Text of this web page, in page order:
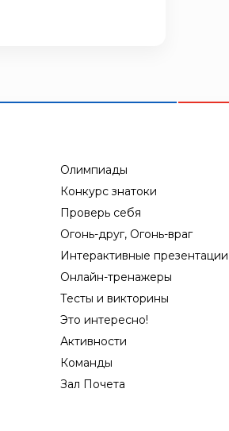
Олимпиады
Конкурс знатоки
Проверь себя
Огонь-друг, Огонь-враг
Интерактивные презентации
Онлайн-тренажеры
Тесты и викторины
Это интересно!
Активности
Команды
Зал Почета